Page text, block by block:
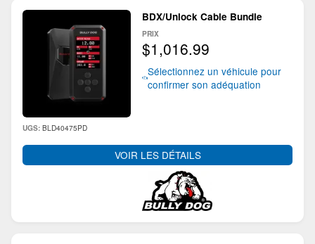
BDX/Unlock Cable Bundle
Sélectionnez un véhicule pour
confirmer son adéquation
PRIX
$1,016.99
UGS: BLD40475PD
VOIR LES DÉTAILS